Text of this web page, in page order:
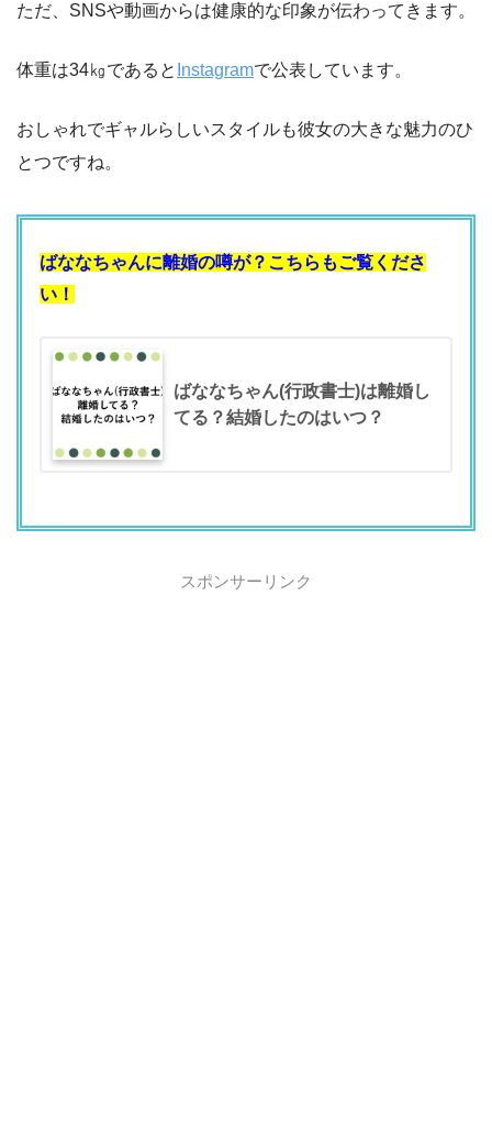
ただ、SNSや動画からは健康的な印象が伝わってきます。
体重は34㎏であると Instagramで公表しています。
おしゃれでギャルらしいスタイルも彼女の大きな魅力のひ
とつですね。
ばななちゃんに離婚の噂が？こちらもご覧くださ
い！
ばななちゃん(行政書士)は離婚し
てる？結婚したのはいつ？
スポンサーリンク